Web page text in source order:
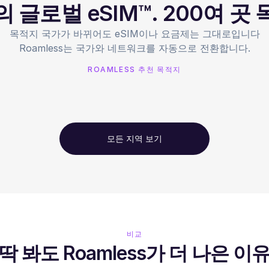
글로벌 eSIM™. 200여 곳
목적지 국가가 바뀌어도 eSIM이나 요금제는 그대로입니다
Roamless는 국가와 네트워크를 자동으로 전환합니다.
ROAMLESS 추천 목적지
모든 지역 보기
비교
봐도 Roamless가 더 나은 이